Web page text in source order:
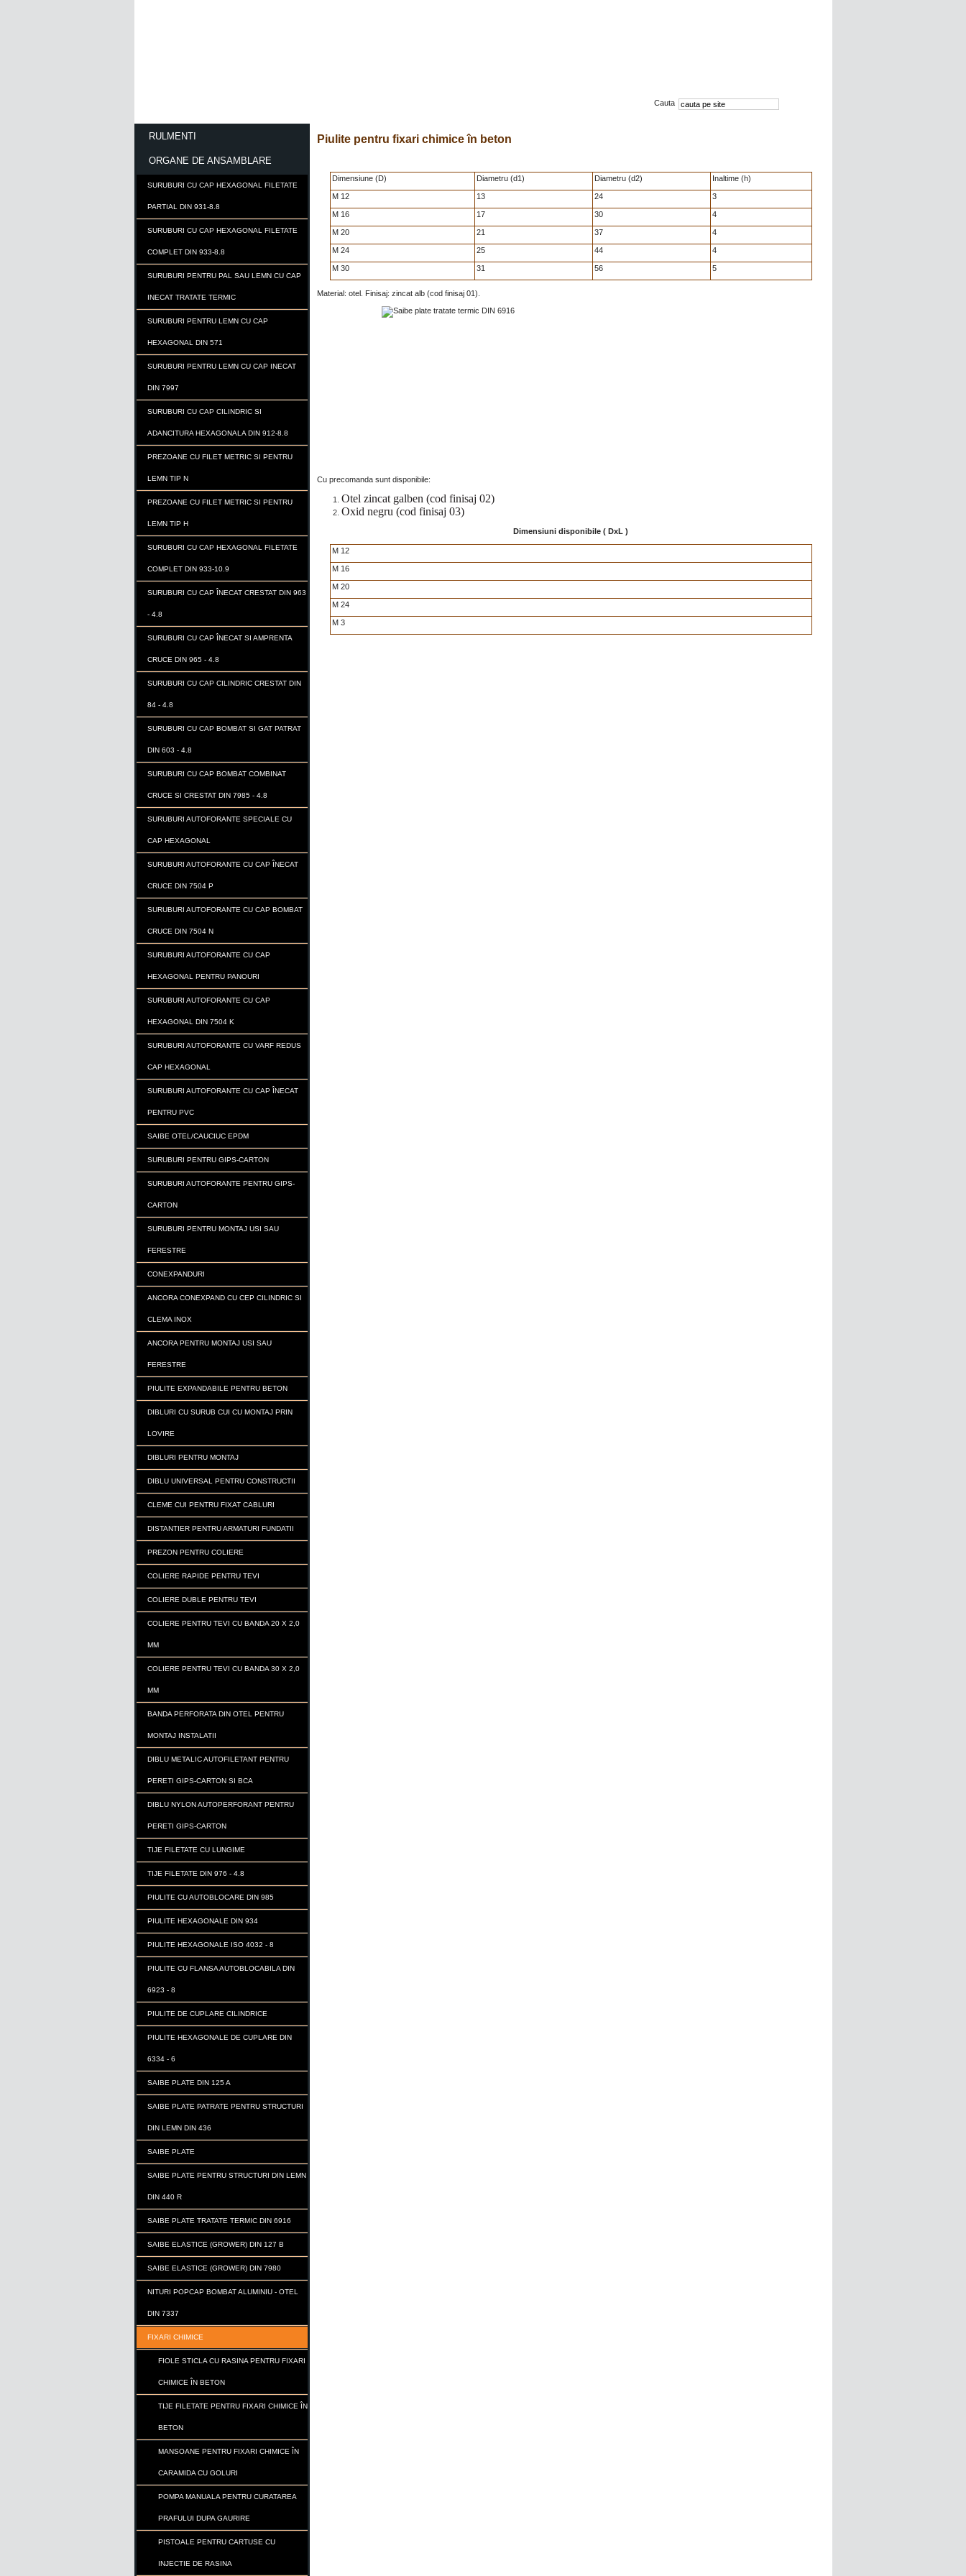
Cauta
RULMENTI
ORGANE DE ANSAMBLARE
SURUBURI CU CAP HEXAGONAL FILETATE
PARTIAL DIN 931-8.8
SURUBURI CU CAP HEXAGONAL FILETATE
COMPLET DIN 933-8.8
SURUBURI PENTRU PAL SAU LEMN CU CAP
INECAT TRATATE TERMIC
SURUBURI PENTRU LEMN CU CAP
HEXAGONAL DIN 571
SURUBURI PENTRU LEMN CU CAP INECAT
DIN 7997
SURUBURI CU CAP CILINDRIC SI
ADANCITURA HEXAGONALA DIN 912-8.8
PREZOANE CU FILET METRIC SI PENTRU
LEMN TIP N
PREZOANE CU FILET METRIC SI PENTRU
LEMN TIP H
SURUBURI CU CAP HEXAGONAL FILETATE
COMPLET DIN 933-10.9
SURUBURI CU CAP ÎNECAT CRESTAT DIN 963
- 4.8
SURUBURI CU CAP ÎNECAT SI AMPRENTA
CRUCE DIN 965 - 4.8
SURUBURI CU CAP CILINDRIC CRESTAT DIN
84 - 4.8
SURUBURI CU CAP BOMBAT SI GAT PATRAT
DIN 603 - 4.8
SURUBURI CU CAP BOMBAT COMBINAT
CRUCE SI CRESTAT DIN 7985 - 4.8
SURUBURI AUTOFORANTE SPECIALE CU
CAP HEXAGONAL
SURUBURI AUTOFORANTE CU CAP ÎNECAT
CRUCE DIN 7504 P
SURUBURI AUTOFORANTE CU CAP BOMBAT
CRUCE DIN 7504 N
SURUBURI AUTOFORANTE CU CAP
HEXAGONAL PENTRU PANOURI
SURUBURI AUTOFORANTE CU CAP
HEXAGONAL DIN 7504 K
SURUBURI AUTOFORANTE CU VARF REDUS
CAP HEXAGONAL
SURUBURI AUTOFORANTE CU CAP ÎNECAT
PENTRU PVC
SAIBE OTEL/CAUCIUC EPDM
SURUBURI PENTRU GIPS-CARTON
SURUBURI AUTOFORANTE PENTRU GIPS-
CARTON
SURUBURI PENTRU MONTAJ USI SAU
FERESTRE
CONEXPANDURI
ANCORA CONEXPAND CU CEP CILINDRIC SI
CLEMA INOX
ANCORA PENTRU MONTAJ USI SAU
FERESTRE
PIULITE EXPANDABILE PENTRU BETON
DIBLURI CU SURUB CUI CU MONTAJ PRIN
LOVIRE
DIBLURI PENTRU MONTAJ
DIBLU UNIVERSAL PENTRU CONSTRUCTII
CLEME CUI PENTRU FIXAT CABLURI
DISTANTIER PENTRU ARMATURI FUNDATII
PREZON PENTRU COLIERE
COLIERE RAPIDE PENTRU TEVI
COLIERE DUBLE PENTRU TEVI
COLIERE PENTRU TEVI CU BANDA 20 X 2,0
MM
COLIERE PENTRU TEVI CU BANDA 30 X 2,0
MM
BANDA PERFORATA DIN OTEL PENTRU
MONTAJ INSTALATII
DIBLU METALIC AUTOFILETANT PENTRU
PERETI GIPS-CARTON SI BCA
DIBLU NYLON AUTOPERFORANT PENTRU
PERETI GIPS-CARTON
TIJE FILETATE CU LUNGIME
TIJE FILETATE DIN 976 - 4.8
PIULITE CU AUTOBLOCARE DIN 985
PIULITE HEXAGONALE DIN 934
PIULITE HEXAGONALE ISO 4032 - 8
PIULITE CU FLANSA AUTOBLOCABILA DIN
6923 - 8
PIULITE DE CUPLARE CILINDRICE
PIULITE HEXAGONALE DE CUPLARE DIN
6334 - 6
SAIBE PLATE DIN 125 A
SAIBE PLATE PATRATE PENTRU STRUCTURI
DIN LEMN DIN 436
SAIBE PLATE
SAIBE PLATE PENTRU STRUCTURI DIN LEMN
DIN 440 R
SAIBE PLATE TRATATE TERMIC DIN 6916
SAIBE ELASTICE (GROWER) DIN 127 B
SAIBE ELASTICE (GROWER) DIN 7980
NITURI POPCAP BOMBAT ALUMINIU - OTEL
DIN 7337
FIXARI CHIMICE
FIOLE STICLA CU RASINA PENTRU FIXARI
CHIMICE ÎN BETON
TIJE FILETATE PENTRU FIXARI CHIMICE ÎN
BETON
MANSOANE PENTRU FIXARI CHIMICE ÎN
CARAMIDA CU GOLURI
POMPA MANUALA PENTRU CURATAREA
PRAFULUI DUPA GAURIRE
PISTOALE PENTRU CARTUSE CU
INJECTIE DE RASINA
Piulite pentru fixari chimice în beton
Dimensiune (D) Diametru (d1) Diametru (d2) Inaltime (h)
M 12 13 24 3
M 16 17 30 4
M 20 21 37 4
M 24 25 44 4
M 30 31 56 5
Material: otel. Finisaj: zincat alb (cod finisaj 01).
Cu precomanda sunt disponibile:
Otel zincat galben (cod finisaj 02)
Oxid negru (cod finisaj 03)
Dimensiuni disponibile ( DxL )
M 12
M 16
M 20
M 24
M 3